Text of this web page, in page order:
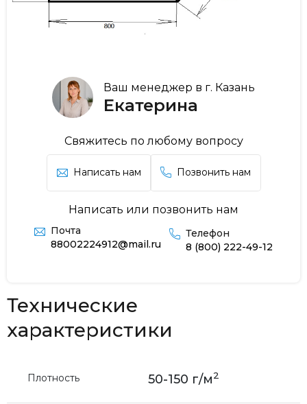
Ваш менеджер в г. Казань
Екатерина
Свяжитесь по любому вопросу
Написать нам Позвонить нам
Написать или позвонить нам
Почта
88002224912@mail.ru
Телефон
8 (800) 222-49-12
Технические
характеристики
Плотность 50-150 г/м2